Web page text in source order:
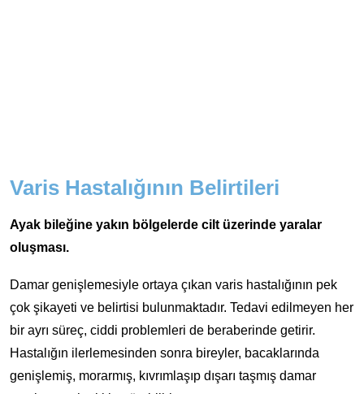
Varis Hastalığının Belirtileri
Ayak bileğine yakın bölgelerde cilt üzerinde yaralar
oluşması.
Damar genişlemesiyle ortaya çıkan varis hastalığının pek
çok şikayeti ve belirtisi bulunmaktadır. Tedavi edilmeyen her
bir ayrı süreç, ciddi problemleri de beraberinde getirir.
Hastalığın ilerlemesinden sonra bireyler, bacaklarında
genişlemiş, morarmış, kıvrımlaşıp dışarı taşmış damar